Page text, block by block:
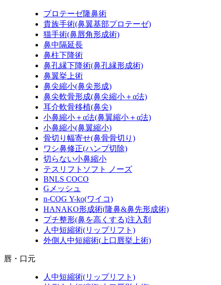
プロテーゼ隆鼻術
貴族手術(鼻翼基部プロテーゼ)
猫手術(鼻唇角形成術)
鼻中隔延長
鼻柱下降術
鼻孔縁下降術(鼻孔縁形成術)
鼻翼挙上術
鼻尖縮小(鼻尖形成)
鼻尖軟骨形成(鼻尖縮小＋α法)
耳介軟骨移植(鼻尖)
小鼻縮小＋α法(鼻翼縮小＋α法)
小鼻縮小(鼻翼縮小)
骨切り幅寄せ(鼻骨骨切り)
ワシ鼻修正(ハンプ切除)
切らない小鼻縮小
テスリフトソフト ノーズ
BNLS COCO
Gメッシュ
n-COG Y-ko(ワイコ)
HANAKO形成術(隆鼻&鼻先形成術)
プチ整形(鼻を高くする)注入剤
人中短縮術(リップリフト)
外側人中短縮術(上口唇挙上術)
唇・口元
人中短縮術(リップリフト)